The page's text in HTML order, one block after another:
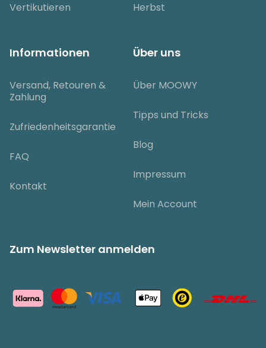
Vertikutieren Herbst
Informationen
Versand, Retouren &
Zahlung
Zufriedenheitsgarantie
FAQ
Kontakt
Über uns
Über MOOWY
Tipps und Tricks
Blog
Impressum
Mein Account
Zum Newsletter anmelden